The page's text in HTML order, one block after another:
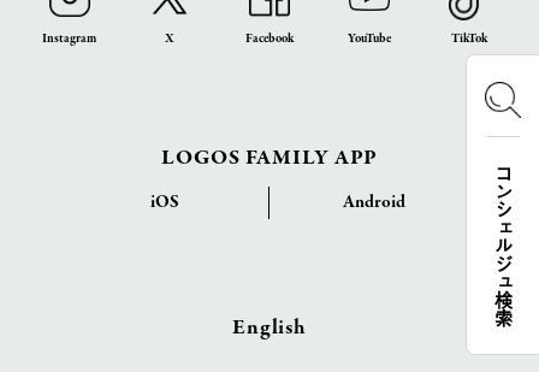
コンシェルジュ検索
Instagram X Facebook YouTube TikTok
LOGOS FAMILY APP
iOS Android
English